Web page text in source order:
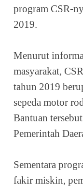
program CSR-
2019.
Menurut
masyarakat,
tahun 2019
sepeda motor
Bantuan
Pemerintah
Sementara
fakir miskin,